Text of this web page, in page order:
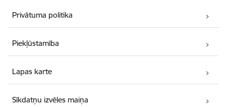
Privātuma politika
Piekļūstamība
Lapas karte
Sīkdatņu izvēles maiņa